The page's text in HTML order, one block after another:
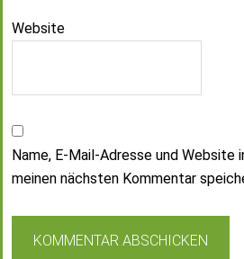
Website
Name, E-Mail-Adresse und Website
meinen nächsten Kommentar